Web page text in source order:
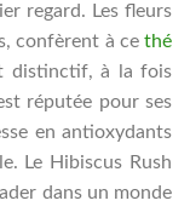
regard. Les fleurs
confèrent à ce thé
distinctif, à la fois
réputée pour ses
en antioxydants
Le Hibiscus Rush
dans un monde